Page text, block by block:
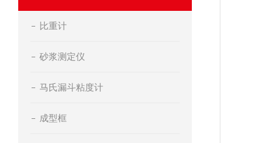
比重计
砂浆测定仪
马氏漏斗粘度计
成型框